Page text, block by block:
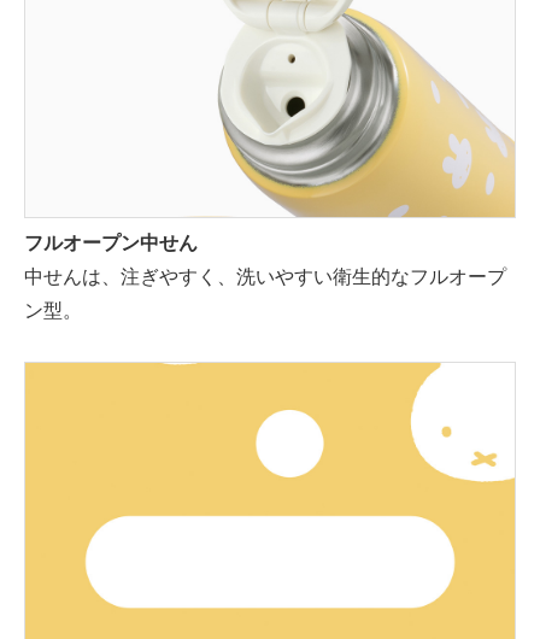
フルオープン中せん
中せんは、注ぎやすく、洗いやすい衛生的なフルオープ
ン型。